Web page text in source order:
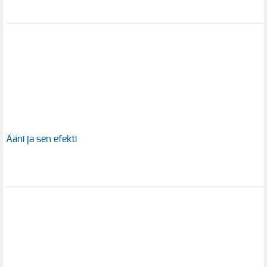
Ääni ja sen efekti